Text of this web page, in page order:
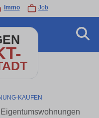
Immo Job
KAUFEN